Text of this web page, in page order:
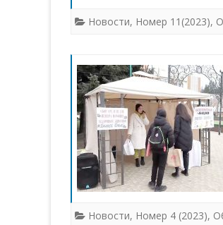
Новости, Номер 11(2023),
Новости, Номер 4 (2023),